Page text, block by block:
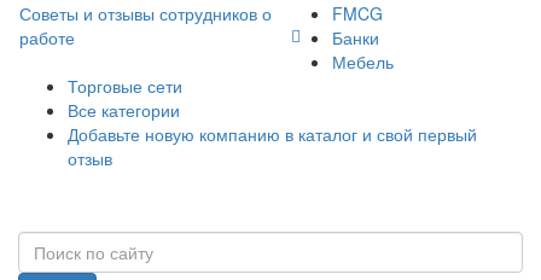
Советы и отзывы сотрудников о
работе
FMCG
Банки
Мебель
Торговые сети
Все категории
Добавьте новую компанию в каталог и свой первый
отзыв